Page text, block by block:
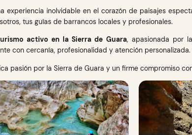
experiencia inolvidable en el corazón de paisajes
tus guías de barrancos locales y profesionales.
activo en la Sierra de Guara, apasionada por
con cercanía, profesionalidad y atención personalizada.
pasión por la Sierra de Guara y un firme compromiso